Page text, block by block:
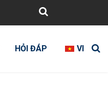
HỎI ĐÁP VI